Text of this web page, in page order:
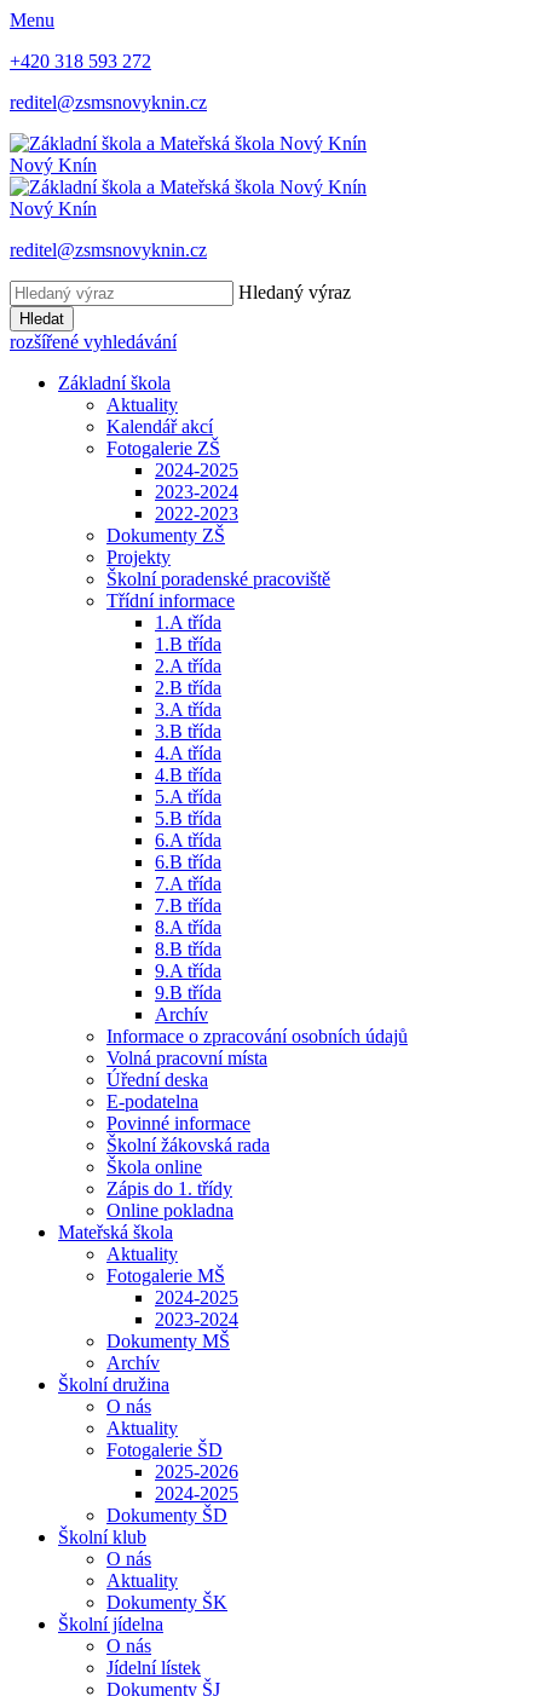
Menu
+420 318 593 272
reditel@zsmsnovyknin.cz
Nový Knín
Nový Knín
reditel@zsmsnovyknin.cz
Hledaný výraz
Hledat
rozšířené vyhledávání
Základní škola
Aktuality
Kalendář akcí
Fotogalerie ZŠ
2024-2025
2023-2024
2022-2023
Dokumenty ZŠ
Projekty
Školní poradenské pracoviště
Třídní informace
1.A třída
1.B třída
2.A třída
2.B třída
3.A třída
3.B třída
4.A třída
4.B třída
5.A třída
5.B třída
6.A třída
6.B třída
7.A třída
7.B třída
8.A třída
8.B třída
9.A třída
9.B třída
Archív
Informace o zpracování osobních údajů
Volná pracovní místa
Úřední deska
E-podatelna
Povinné informace
Školní žákovská rada
Škola online
Zápis do 1. třídy
Online pokladna
Mateřská škola
Aktuality
Fotogalerie MŠ
2024-2025
2023-2024
Dokumenty MŠ
Archív
Školní družina
O nás
Aktuality
Fotogalerie ŠD
2025-2026
2024-2025
Dokumenty ŠD
Školní klub
O nás
Aktuality
Dokumenty ŠK
Školní jídelna
O nás
Jídelní lístek
Dokumenty ŠJ